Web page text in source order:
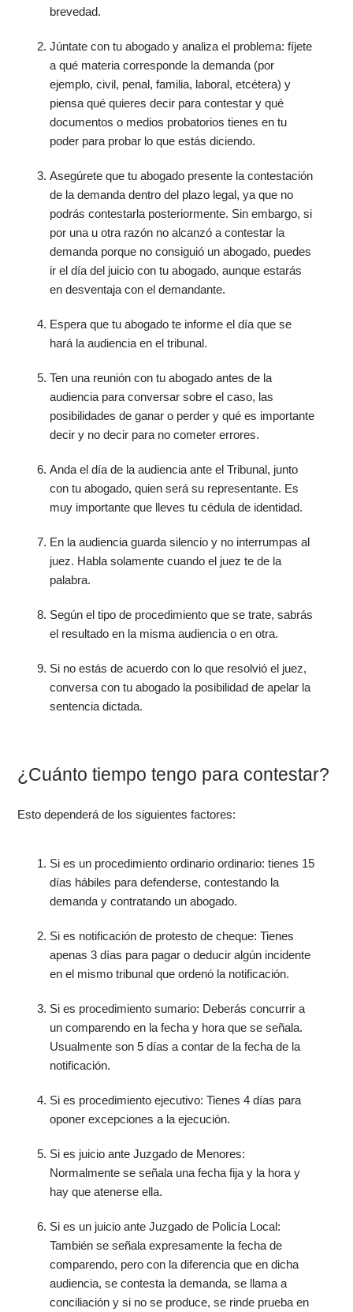
brevedad.
Júntate con tu abogado y analiza el problema: fíjete
a qué materia corresponde la demanda (por
ejemplo, civil, penal, familia, laboral, etcétera) y
piensa qué quieres decir para contestar y qué
documentos o medios probatorios tienes en tu
poder para probar lo que estás diciendo.
Asegúrete que tu abogado presente la contestación
de la demanda dentro del plazo legal, ya que no
podrás contestarla posteriormente. Sin embargo, si
por una u otra razón no alcanzó a contestar la
demanda porque no consiguió un abogado, puedes
ir el día del juicio con tu abogado, aunque estarás
en desventaja con el demandante.
Espera que tu abogado te informe el día que se
hará la audiencia en el tribunal.
Ten una reunión con tu abogado antes de la
audiencia para conversar sobre el caso, las
posibilidades de ganar o perder y qué es importante
decir y no decir para no cometer errores.
Anda el día de la audiencia ante el Tribunal, junto
con tu abogado, quien será su representante. Es
muy importante que lleves tu cédula de identidad.
En la audiencia guarda silencio y no interrumpas al
juez. Habla solamente cuando el juez te de la
palabra.
Según el tipo de procedimiento que se trate, sabrás
el resultado en la misma audiencia o en otra.
Si no estás de acuerdo con lo que resolvió el juez,
conversa con tu abogado la posibilidad de apelar la
sentencia dictada.
¿Cuánto tiempo tengo para contestar?
Esto dependerá de los siguientes factores:
Si es un procedimiento ordinario ordinario: tienes 15
días hábiles para defenderse, contestando la
demanda y contratando un abogado.
Si es notificación de protesto de cheque: Tienes
apenas 3 días para pagar o deducir algún incidente
en el mismo tribunal que ordenó la notificación.
Si es procedimiento sumario: Deberás concurrir a
un comparendo en la fecha y hora que se señala.
Usualmente son 5 días a contar de la fecha de la
notificación.
Si es procedimiento ejecutivo: Tienes 4 días para
oponer excepciones a la ejecución.
Si es juicio ante Juzgado de Menores:
Normalmente se señala una fecha fija y la hora y
hay que atenerse ella.
Si es un juicio ante Juzgado de Policía Local:
También se señala expresamente la fecha de
comparendo, pero con la diferencia que en dicha
audiencia, se contesta la demanda, se llama a
conciliación y si no se produce, se rinde prueba en